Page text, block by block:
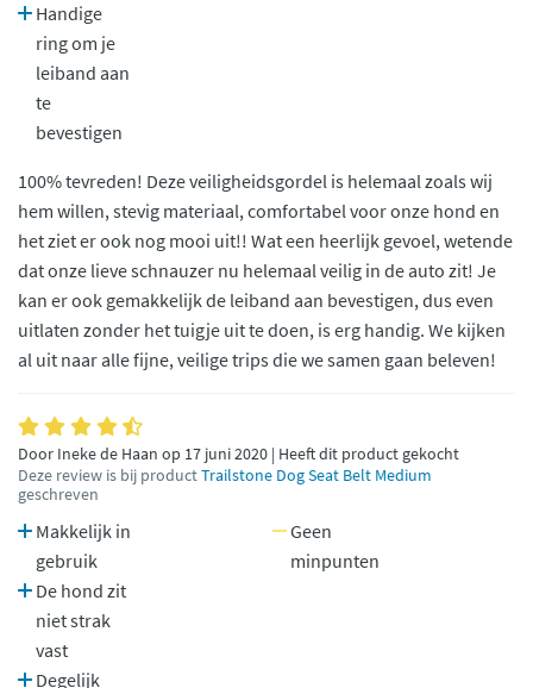
Handige
ring om je
leiband aan
te
bevestigen
100% tevreden! Deze veiligheidsgordel is helemaal zoals wij
hem willen, stevig materiaal, comfortabel voor onze hond en
het ziet er ook nog mooi uit!! Wat een heerlijk gevoel, wetende
dat onze lieve schnauzer nu helemaal veilig in de auto zit! Je
kan er ook gemakkelijk de leiband aan bevestigen, dus even
uitlaten zonder het tuigje uit te doen, is erg handig. We kijken
al uit naar alle fijne, veilige trips die we samen gaan beleven!
Door Ineke de Haan op 17 juni 2020 | Heeft dit product gekocht
Deze review is bij productTrailstone Dog Seat Belt Medium
geschreven
Makkelijk in
gebruik
De hond zit
niet strak
vast
Degelijk
Geen
minpunten